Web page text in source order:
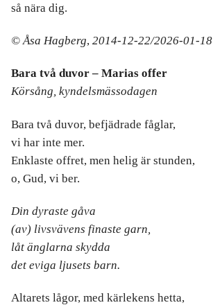
så nära dig.
© Åsa Hagberg, 2014-12-22/2026-01-18
Bara två duvor – Marias offer
Körsång, kyndelsmässodagen
Bara två duvor, befjädrade fåglar,
vi har inte mer.
Enklaste offret, men helig är stunden,
o, Gud, vi ber.
Din dyraste gåva
(av) livsvävens finaste garn,
låt änglarna skydda
det eviga ljusets barn.
Altarets lågor, med kärlekens hetta,